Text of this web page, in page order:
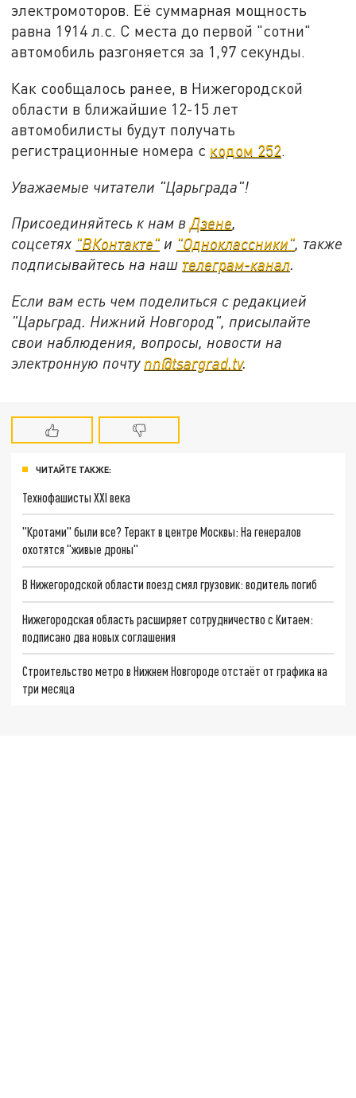
электромоторов. Её суммарная мощность
равна 1914 л.с. С места до первой "сотни"
автомобиль разгоняется за 1,97 секунды.
Как сообщалось ранее, в Нижегородской
области в ближайшие 12-15 лет
автомобилисты будут получать
регистрационные номера с кодом 252.
Уважаемые читатели "Царьграда"!
Присоединяйтесь к нам вДзене,
соцсетях "ВКонтакте" и "Одноклассники", также
подписывайтесь на наш телеграм-канал.
Если вам есть чем поделиться с редакцией
"Царьград. Нижний Новгород", присылайте
свои наблюдения, вопросы, новости на
электронную почту nn@tsargrad.tv.
ЧИТАЙТЕ ТАКЖЕ:
Технофашисты XXI века
"Кротами" были все? Теракт в центре Москвы: На генералов
охотятся "живые дроны"
В Нижегородской области поезд смял грузовик: водитель погиб
Нижегородская область расширяет сотрудничество с Китаем:
подписано два новых соглашения
Строительство метро в Нижнем Новгороде отстаёт от графика на
три месяца